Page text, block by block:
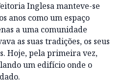
Inglesa manteve-se
anos como um espaço
a uma comunidade
as suas tradições, os seus
Hoje, pela primeira vez,
um edifício onde o